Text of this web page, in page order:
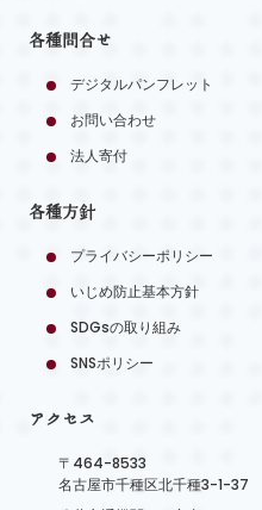
各種問合せ
デジタルパンフレット
お問い合わせ
法人寄付
各種方針
プライバシーポリシー
いじめ防止基本方針
SDGsの取り組み
SNSポリシー
アクセス
〒464-8533
名古屋市千種区北千種3-1-37